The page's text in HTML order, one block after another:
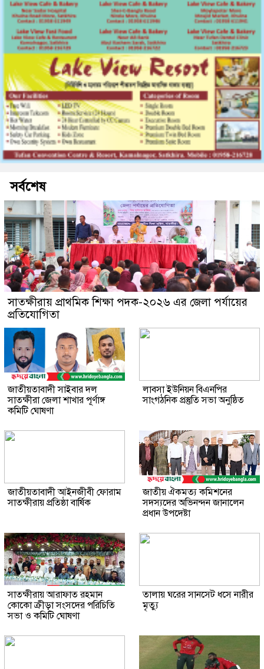
সর্বশেষ
সাতক্ষীরায় প্রাথমিক শিক্ষা পদক-২০২৬ এর জেলা পর্যায়ের
প্রতিযোগিতা
জাতীয়তাবাদী সাইবার দল
সাতক্ষীরা জেলা শাখার পূর্ণাঙ্গ
কমিটি ঘোষণা
লাবসা ইউনিয়ন বিএনপির
সাংগঠনিক প্রস্তুতি সভা অনুষ্ঠিত
জাতীয়তাবাদী আইনজীবী ফোরাম
সাতক্ষীরায় প্রতিষ্ঠা বার্ষিক
জাতীয় ঐকমত্য কমিশনের
সদস্যদের অভিনন্দন জানালেন
প্রধান উপদেষ্টা
সাতক্ষীরায় আরাফাত রহমান
কোকো ক্রীড়া সংসদের পরিচিতি
সভা ও কমিটি ঘোষণা
তালায় ঘরের সানসেট ধসে নারীর
মৃত্যু